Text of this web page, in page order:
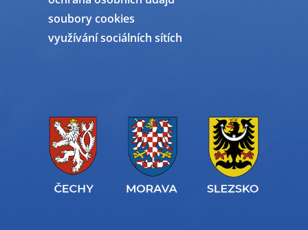
soubory cookies
využívání sociálních sítích